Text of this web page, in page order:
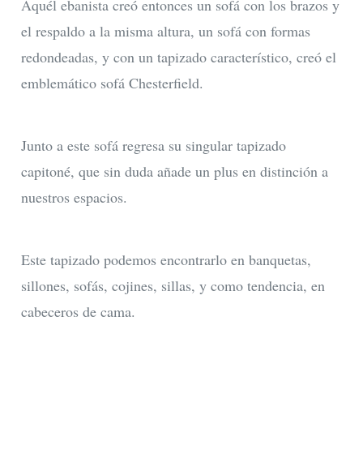
Aquél ebanista creó entonces un sofá con los brazos y
el respaldo a la misma altura, un sofá con formas
redondeadas, y con un tapizado característico, creó el
emblemático sofá Chesterfield.
Junto a este sofá regresa su singular tapizado
capitoné, que sin duda añade un plus en distinción a
nuestros espacios.
Este tapizado podemos encontrarlo en banquetas,
sillones, sofás, cojines, sillas, y como tendencia, en
cabeceros de cama.